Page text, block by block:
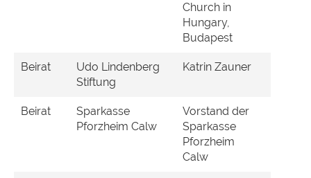
Church in
Hungary,
Budapest
Beirat
Udo Lindenberg
Stiftung
Katrin Zauner
Beirat
Sparkasse
Pforzheim Calw
Vorstand der
Sparkasse
Pforzheim
Calw